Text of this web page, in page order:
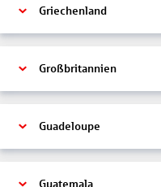
Griechenland
Großbritannien
Guadeloupe
Guatemala